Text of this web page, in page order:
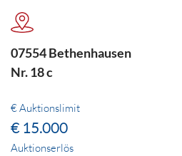
07554 Bethenhausen
Nr. 18 c
€ Auktionslimit
€ 15.000
Auktionserlös